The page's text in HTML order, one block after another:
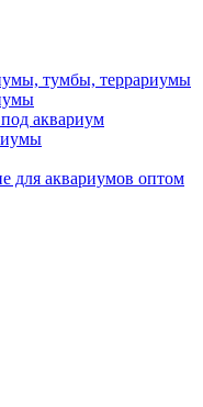
тумбы, террариумы
аквариум
для аквариумов оптом